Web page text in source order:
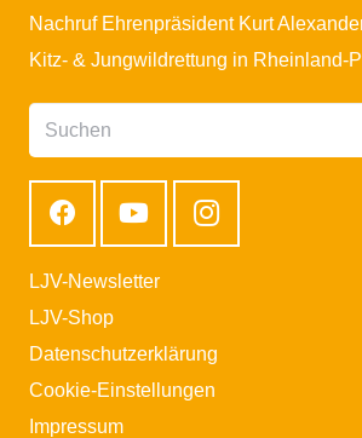
Nachruf Ehrenpräsident Kurt
Kitz- & Jungwildrettung in Rheinland-
LJV-Newsletter
LJV-Shop
Datenschutzerklärung
Cookie-Einstellungen
Impressum